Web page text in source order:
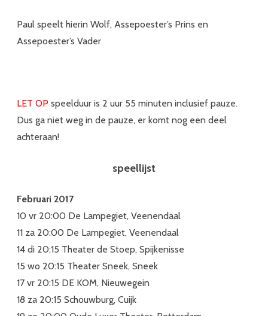
Paul speelt hierin Wolf, Assepoester’s Prins en
Assepoester’s Vader
LET OP speelduur is 2 uur 55 minuten inclusief pauze.
Dus ga niet weg in de pauze, er komt nog een deel
achteraan!
speellijst
Februari 2017
10 vr 20:00 De Lampegiet, Veenendaal
11 za 20:00 De Lampegiet, Veenendaal
14 di 20:15 Theater de Stoep, Spijkenisse
15 wo 20:15 Theater Sneek, Sneek
17 vr 20:15 DE KOM, Nieuwegein
18 za 20:15 Schouwburg, Cuijk